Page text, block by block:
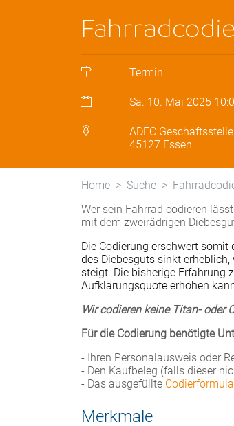
Termin
Sa. 10. Mai 2025
ADFC
45127 Essen
Home Suche
Wer sein Fahrrad codieren
mit dem zweirädrigen
Die Codierung erschwert somit
des Diebesguts sinkt
steigt. Die bisherige Erfahrung
Aufklärungsquote erhöhen
Wir codieren keine Titan- oder
Für die Codierung benötigte
- Ihren Personalausweis oder
- Den Kaufbeleg (falls dieser
- Das ausgefüllte
Merkmale